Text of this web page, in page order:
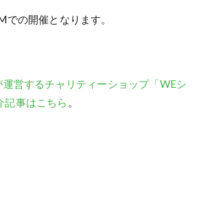
の開催となります。
営するチャリティーショップ「WEシ
記事はこちら 。